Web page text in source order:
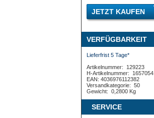
JETZT KAUFEN
VERFÜGBARKEIT
Lieferfrist 5 Tage*
Artikelnummer:
129223
H-Artikelnummer:
1657054
EAN: 4036976112382
Versandkategorie: 50
Gewicht: 0,2800 Kg
SERVICE